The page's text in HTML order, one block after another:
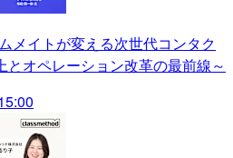
メイトが変える次世代コンタク
とオペレーション改革の最前線～